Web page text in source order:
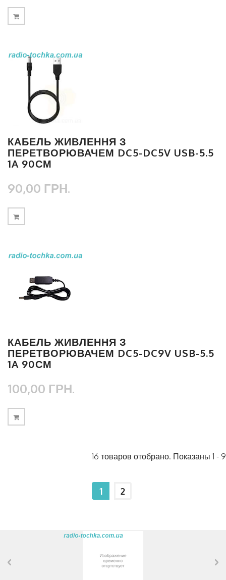
КАБЕЛЬ ЖИВЛЕННЯ З
ПЕРЕТВОРЮВАЧЕМ DC5-DC5V USB-5.5
1A 90СМ
90,00 ГРН.
КАБЕЛЬ ЖИВЛЕННЯ З
ПЕРЕТВОРЮВАЧЕМ DC5-DC9V USB-5.5
1A 90СМ
100,00 ГРН.
16 товаров отобрано. Показаны 1 - 9
1 2